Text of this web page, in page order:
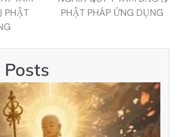
PHẬT
PHẬT PHÁP ỨNG DỤNG